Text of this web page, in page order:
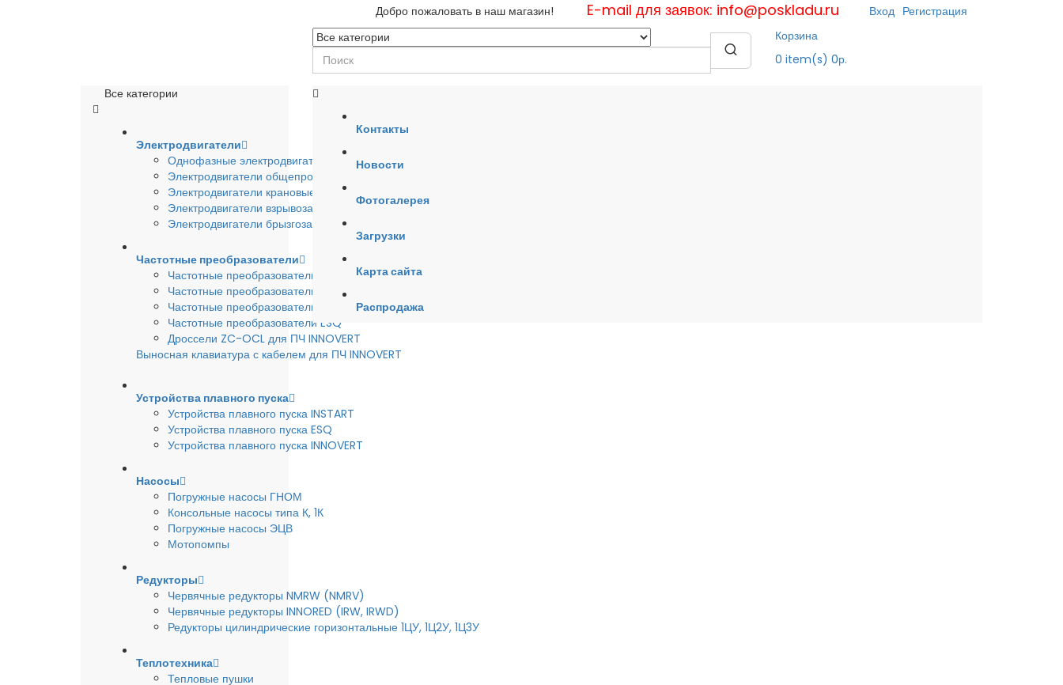
Добро пожаловать в наш магазин! E-mail для заявок: info@poskladu.ru Вход Регистрация
Корзина
0 item(s) 0р.
Все категории
Электродвигатели
Однофазные электродвигатели
Электродвигатели общепромышленные
Электродвигатели крановые
Электродвигатели взрывозащишенные
Электродвигатели брызгозащищенные
Частотные преобразователи
Частотные преобразователи INSTART
Частотные преобразователи INNOVERT
Частотные преобразователи HYUNDAI
Частотные преобразователи ESQ
Дроссели ZC-OCL для ПЧ INNOVERT
Выносная клавиатура с кабелем для ПЧ INNOVERT
Устройства плавного пуска
Устройства плавного пуска INSTART
Устройства плавного пуска ESQ
Устройства плавного пуска INNOVERT
Насосы
Погружные насосы ГНОМ
Консольные насосы типа К, 1К
Погружные насосы ЭЦВ
Мотопомпы
Редукторы
Червячные редукторы NMRW (NMRV)
Червячные редукторы INNORED (IRW, IRWD)
Редукторы цилиндрические горизонтальные 1ЦУ, 1Ц2У, 1Ц3У
Теплотехника
Тепловые пушки
Контакты
Новости
Фотогалерея
Загрузки
Карта сайта
Распродажа